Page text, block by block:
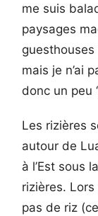
me suis
paysages
mais je n’ai
donc un peu
Les rizières
autour de
à l’Est sous
rizières. Lors
pas de riz